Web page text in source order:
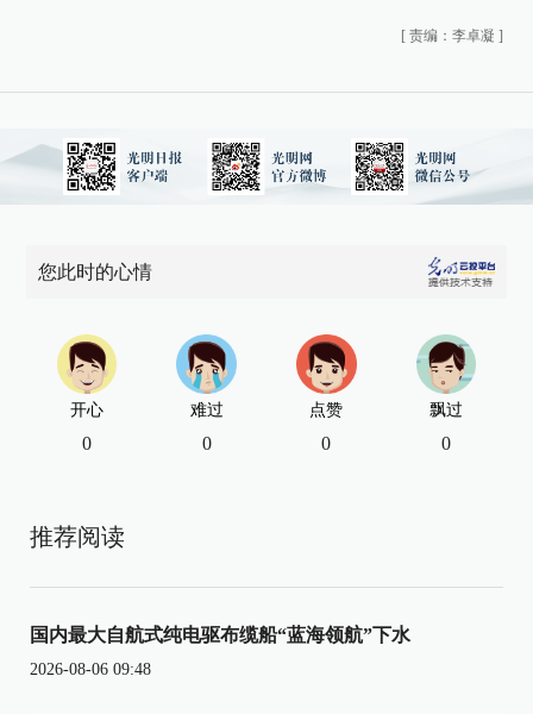
[ 责编：李卓凝 ]
您此时的心情
开心
0
难过
0
点赞
0
飘过
0
推荐阅读
国内最大自航式纯电驱布缆船“蓝海领航”下水
2026-08-06 09:48